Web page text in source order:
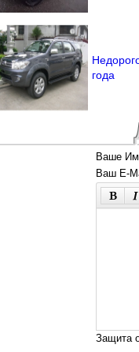
года
Ваше
Ваш E-
Защита